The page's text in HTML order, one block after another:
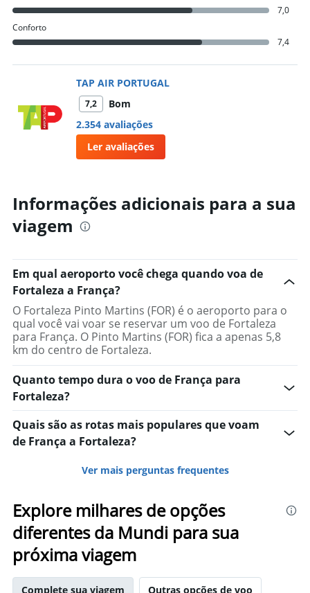
7,0
Conforto
7,4
TAP AIR PORTUGAL
7,2
Bom
2.354 avaliações
Ler avaliações
Informações adicionais para a sua
viagem
Em qual aeroporto você chega quando voa de
Fortaleza a França?
O Fortaleza Pinto Martins (FOR) é o aeroporto para o
qual você vai voar se reservar um voo de Fortaleza
para França. O Pinto Martins (FOR) fica a apenas 5,8
km do centro de Fortaleza.
Quanto tempo dura o voo de França para
Fortaleza?
Quais são as rotas mais populares que voam
de França a Fortaleza?
Ver mais perguntas frequentes
Explore milhares de opções
diferentes da Mundi para sua
próxima viagem
Complete sua viagem Outras opções de voo